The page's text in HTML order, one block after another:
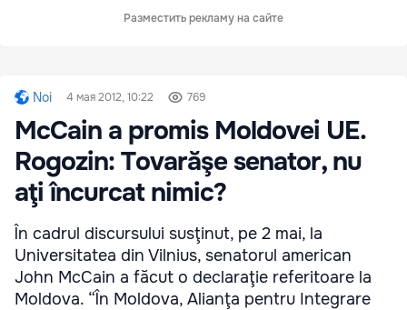
Разместить рекламу на сайте
Noi 4 мая 2012, 10:22 769
McCain a promis Moldovei UE.
Rogozin: Tovarăşe senator, nu
aţi încurcat nimic?
În cadrul discursului susţinut, pe 2 mai, la
Universitatea din Vilnius, senatorul american
John McCain a făcut o declaraţie referitoare la
Moldova. “În Moldova, Alianţa pentru Integrare